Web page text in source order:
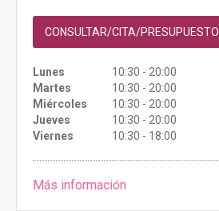
CONSULTAR/CITA/PRESUPUESTO
Lunes
10:30 - 20:00
Martes
10:30 - 20:00
Miércoles
10:30 - 20:00
Jueves
10:30 - 20:00
Viernes
10:30 - 18:00
Más información